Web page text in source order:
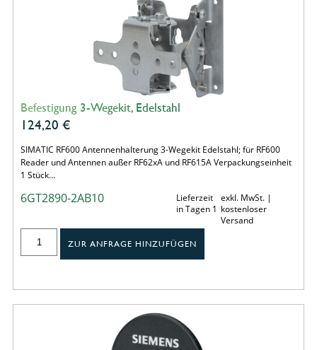
Befestigung 3-Wegekit, Edelstahl
124,20 €
SIMATIC RF600 Antennenhalterung 3-Wegekit Edelstahl; für RF600
Reader und Antennen außer RF62xA und RF615A Verpackungseinheit
1 Stück…
6GT2890-2AB10
Lieferzeit
in Tagen 1
exkl. MwSt. |
kostenloser
Versand
ZUR ANFRAGE HINZUFÜGEN